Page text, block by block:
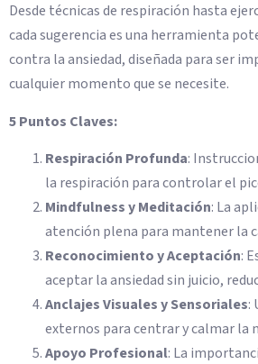
Desde técnicas de respiración hasta
cada sugerencia es una herramienta
contra la ansiedad, diseñada para ser
cualquier momento que se necesite.
5 Puntos Claves:
Respiración Profunda:
la respiración para controlar el
Mindfulness y Meditación: La
atención plena para mantener la
Reconocimiento y Aceptación:
aceptar la ansiedad sin juicio,
Anclajes Visuales y Sensoriales:
externos para centrar y calmar la
Apoyo Profesional: La